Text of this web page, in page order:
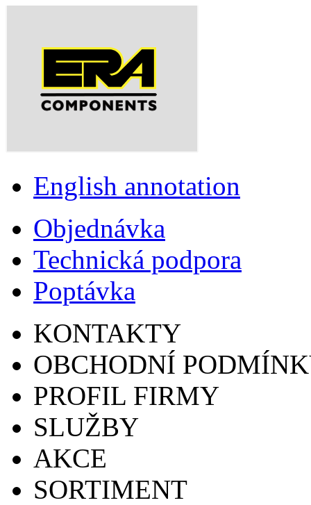
English annotation
Objednávka
Technická podpora
Poptávka
KONTAKTY
OBCHODNÍ
PROFIL FIRMY
SLUŽBY
AKCE
SORTIMENT